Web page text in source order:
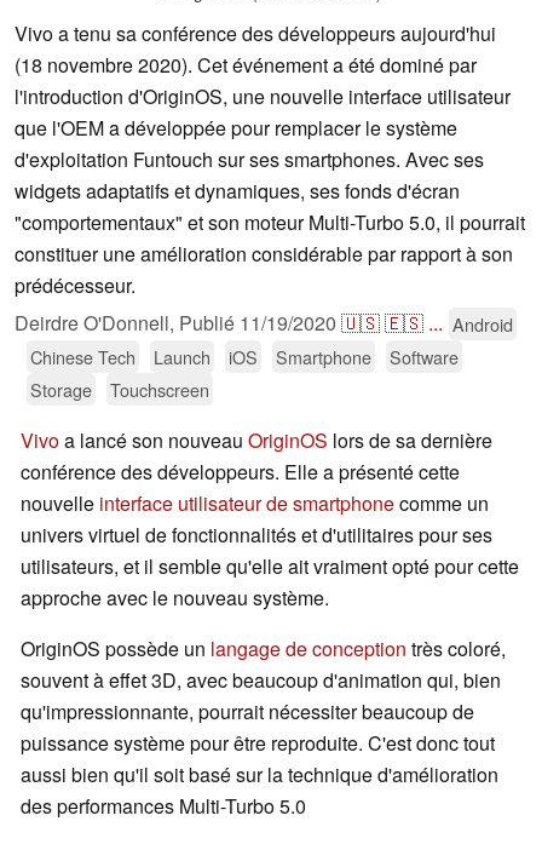
Vivo a tenu sa conférence des développeurs aujourd'hui
(18 novembre 2020). Cet événement a été dominé par
l'introduction d'OriginOS, une nouvelle interface utilisateur
que l'OEM a développée pour remplacer le système
d'exploitation Funtouch sur ses smartphones. Avec ses
widgets adaptatifs et dynamiques, ses fonds d'écran
"comportementaux" et son moteur Multi-Turbo 5.0, il pourrait
constituer une amélioration considérable par rapport à son
prédécesseur.
Deirdre O'Donnell, Publié 11/19/2020 🇺🇸🇪🇸 ... Android
Chinese Tech
Launch iOS Smartphone
Software
Storage
Touchscreen
Vivoa lancé son nouveau OriginOS lors de sa dernière
conférence des développeurs. Elle a présenté cette
nouvelle interface utilisateur de smartphonecomme un
univers virtuel de fonctionnalités et d'utilitaires pour ses
utilisateurs, et il semble qu'elle ait vraiment opté pour cette
approche avec le nouveau système.
OriginOS possède un langage de conception très coloré,
souvent à effet 3D, avec beaucoup d'animation qui, bien
qu'impressionnante, pourrait nécessiter beaucoup de
puissance système pour être reproduite. C'est donc tout
aussi bien qu'il soit basé sur la technique d'amélioration
des performances Multi-Turbo 5.0